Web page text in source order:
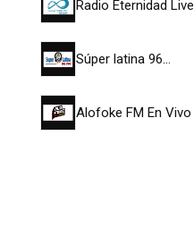
Radio Eternidad Live
Súper latina 96…
Alofoke FM En Vivo